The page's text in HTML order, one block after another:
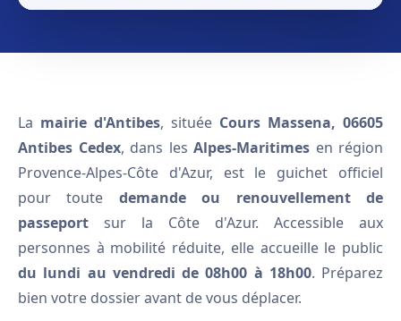
La mairie d'Antibes, située Cours Massena, 06605
Antibes Cedex, dans les Alpes-Maritimes en région
Provence-Alpes-Côte d'Azur, est le guichet officiel
pour toute demande ou renouvellement de
passeport sur la Côte d'Azur. Accessible aux
personnes à mobilité réduite, elle accueille le public
du lundi au vendredi de 08h00 à 18h00. Préparez
bien votre dossier avant de vous déplacer.